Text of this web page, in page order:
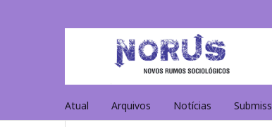
Atual Arquivos Notícias